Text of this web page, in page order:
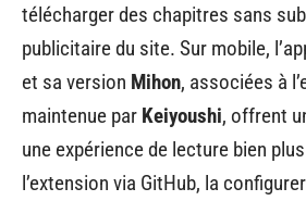
télécharger des chapitres sans
publicitaire du site. Sur mobile,
et sa version Mihon, associées à
maintenue par Keiyoushi, offrent
une expérience de lecture bien
l’extension via GitHub, la